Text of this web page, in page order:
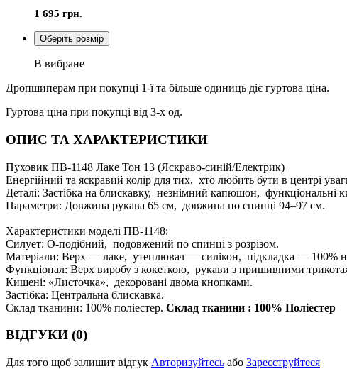
1 695 грн.
Оберіть розмір
В вибране
Дропшиперам при покупці 1-ї та більше одиниць діє гуртова ціна.
Гуртова ціна при покупці від 3-х од.
ОПИС ТА ХАРАКТЕРИСТИКИ
Пуховик ПВ-1148 Лаке Тон 13 (Яскраво-синій/Електрик)
Енергійний та яскравий колір для тих, хто любить бути в центрі
Деталі: Застібка на блискавку, незнімний капюшон, функціональні
Параметри: Довжина рукава 65 см, довжина по спинці 94–97 см.
Характеристики моделі ПВ-1148:
Силует: О-подібний, подовжений по спинці з розрізом.
Матеріали: Верх — лаке, утеплювач — силікон, підкладка — 100%
Функціонал: Верх виробу з кокеткою, рукави з пришивними
Кишені: «Листочка», декоровані двома кнопками.
Застібка: Центральна блискавка.
Склад тканини: 100% поліестер. Склад тканини : 100% Поліестер
ВІДГУКИ (0)
Для того щоб залишит відгук Авторизуйтесь або Зареєструйтеся